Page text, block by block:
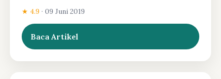
★ 4.9 · 09 Juni 2019
Baca Artikel